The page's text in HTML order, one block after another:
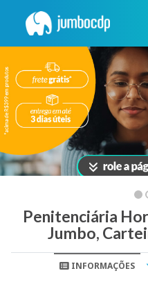
Penitenciária
Jumbo,
INFORMAÇÕES